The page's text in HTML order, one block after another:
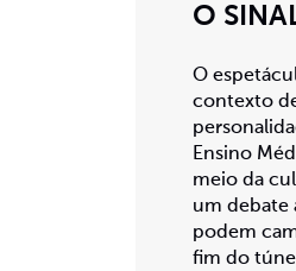
O
O
contexto
Ensino
meio da
um debate
podem
fim do